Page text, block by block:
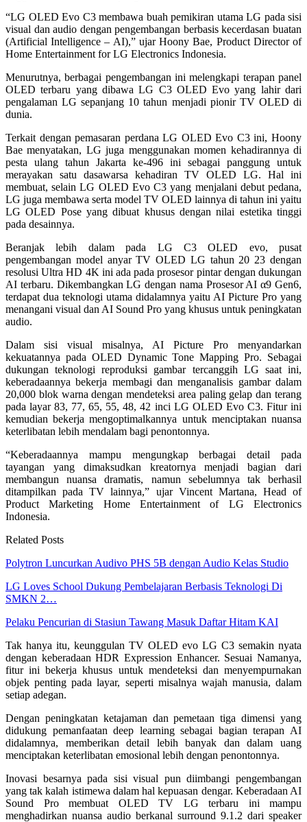
“LG OLED Evo C3 membawa buah pemikiran utama LG pada sisi
visual dan audio dengan pengembangan berbasis kecerdasan buatan
(Artificial Intelligence – AI),” ujar Hoony Bae, Product Director of
Home Entertainment for LG Electronics Indonesia.
Menurutnya, berbagai pengembangan ini melengkapi terapan panel
OLED terbaru yang dibawa LG C3 OLED Evo yang lahir dari
pengalaman LG sepanjang 10 tahun menjadi pionir TV OLED di
dunia.
Terkait dengan pemasaran perdana LG OLED Evo C3 ini, Hoony
Bae menyatakan, LG juga menggunakan momen kehadirannya di
pesta ulang tahun Jakarta ke-496 ini sebagai panggung untuk
merayakan satu dasawarsa kehadiran TV OLED LG. Hal ini
membuat, selain LG OLED Evo C3 yang menjalani debut pedana,
LG juga membawa serta model TV OLED lainnya di tahun ini yaitu
LG OLED Pose yang dibuat khusus dengan nilai estetika tinggi
pada desainnya.
Beranjak lebih dalam pada LG C3 OLED evo, pusat
pengembangan model anyar TV OLED LG tahun 20 23 dengan
resolusi Ultra HD 4K ini ada pada prosesor pintar dengan dukungan
AI terbaru. Dikembangkan LG dengan nama Prosesor AI α9 Gen6,
terdapat dua teknologi utama didalamnya yaitu AI Picture Pro yang
menangani visual dan AI Sound Pro yang khusus untuk peningkatan
audio.
Dalam sisi visual misalnya, AI Picture Pro menyandarkan
kekuatannya pada OLED Dynamic Tone Mapping Pro. Sebagai
dukungan teknologi reproduksi gambar tercanggih LG saat ini,
keberadaannya bekerja membagi dan menganalisis gambar dalam
20,000 blok warna dengan mendeteksi area paling gelap dan terang
pada layar 83, 77, 65, 55, 48, 42 inci LG OLED Evo C3. Fitur ini
kemudian bekerja mengoptimalkannya untuk menciptakan nuansa
keterlibatan lebih mendalam bagi penontonnya.
“Keberadaannya mampu mengungkap berbagai detail pada
tayangan yang dimaksudkan kreatornya menjadi bagian dari
membangun nuansa dramatis, namun sebelumnya tak berhasil
ditampilkan pada TV lainnya,” ujar Vincent Martana, Head of
Product Marketing Home Entertainment of LG Electronics
Indonesia.
Related Posts
Polytron Luncurkan Audivo PHS 5B dengan Audio Kelas Studio
LG Loves School Dukung Pembelajaran Berbasis Teknologi Di
SMKN 2…
Pelaku Pencurian di Stasiun Tawang Masuk Daftar Hitam KAI
Tak hanya itu, keunggulan TV OLED evo LG C3 semakin nyata
dengan keberadaan HDR Expression Enhancer. Sesuai Namanya,
fitur ini bekerja khusus untuk mendeteksi dan menyempurnakan
objek penting pada layar, seperti misalnya wajah manusia, dalam
setiap adegan.
Dengan peningkatan ketajaman dan pemetaan tiga dimensi yang
didukung pemanfaatan deep learning sebagai bagian terapan AI
didalamnya, memberikan detail lebih banyak dan dalam uang
menciptakan keterlibatan emosional lebih dengan penontonnya.
Inovasi besarnya pada sisi visual pun diimbangi pengembangan
yang tak kalah istimewa dalam hal kepuasan dengar. Keberadaan AI
Sound Pro membuat OLED TV LG terbaru ini mampu
menghadirkan nuansa audio berkanal surround 9.1.2 dari speaker